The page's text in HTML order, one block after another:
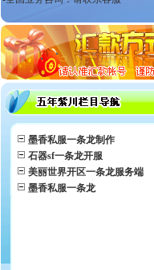
墨香私服一条龙制作
石器sf一条龙开服
美丽世界开区一条龙服务端
墨香私服一条龙